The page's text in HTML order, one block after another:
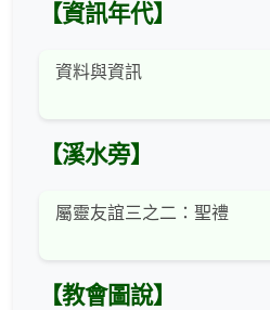
【資訊年代】
資料與資訊
【溪水旁】
屬靈友誼三之二：聖禮
【教會圖說】